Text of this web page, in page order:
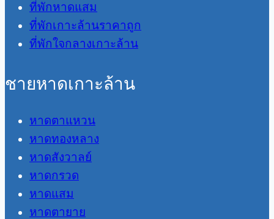
ที่พักหาดแสม
ที่พักเกาะล้านราคาถูก
ที่พักใจกลางเกาะล้าน
ชายหาดเกาะล้าน
หาดตาแหวน
หาดทองหลาง
หาดสังวาลย์
หาดกรวด
หาดแสม
หาดตายาย